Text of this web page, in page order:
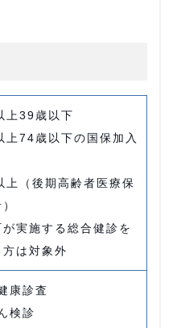
上39歳以下
上74歳以下の国保加入
上（後期高齢者医療保
実施する総合健診を
は対象外
康診査
検診